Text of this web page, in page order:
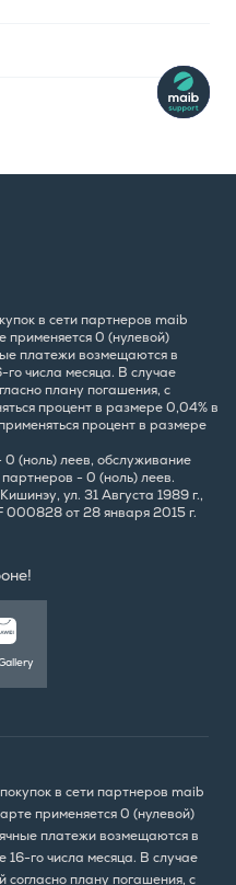
в сети партнеров maib
применяется 0 (нулевой)
платежи возмещаются в
го числа месяца. В случае
плану погашения, с
процент в размере 0,04% в
процент в размере
(ноль) леев, обслуживание
- 0 (ноль) леев.
ул. 31 Августа 1989 г.,
000828 от 28 января 2015 г.
в сети партнеров maib
применяется 0 (нулевой)
платежи возмещаются в
16-го числа месяца. В случае
плану погашения, с